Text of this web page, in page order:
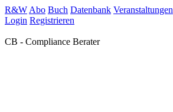
R&W Abo Buch Datenbank Veranstaltungen
Login Registrieren
CB - Compliance Berater